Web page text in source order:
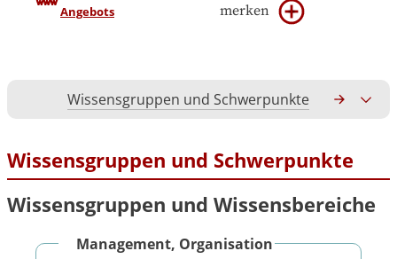
Angebots
merken
Wissensgruppen und Schwerpunkte
Wissensgruppen und Schwerpunkte
Wissensgruppen und Wissensbereiche
Management, Organisation